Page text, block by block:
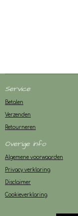
Service
Betalen
Verzenden
Retourneren
Overige info
Algemene voorwaarden
Privacy verklaring
Disclaimer
Cookieverklaring